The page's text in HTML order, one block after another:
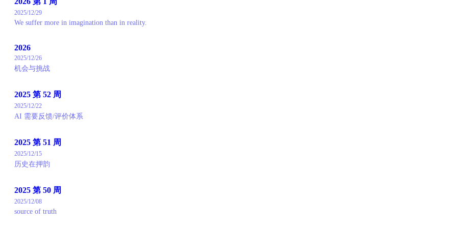
2025/12/29
We suffer more in imagination than in reality.
2026
2025/12/26
机会与挑战
2025 第 52 周
2025/12/22
AI 需要反馈/评价体系
2025 第 51 周
2025/12/15
历史在押韵
2025 第 50 周
2025/12/08
source of truth